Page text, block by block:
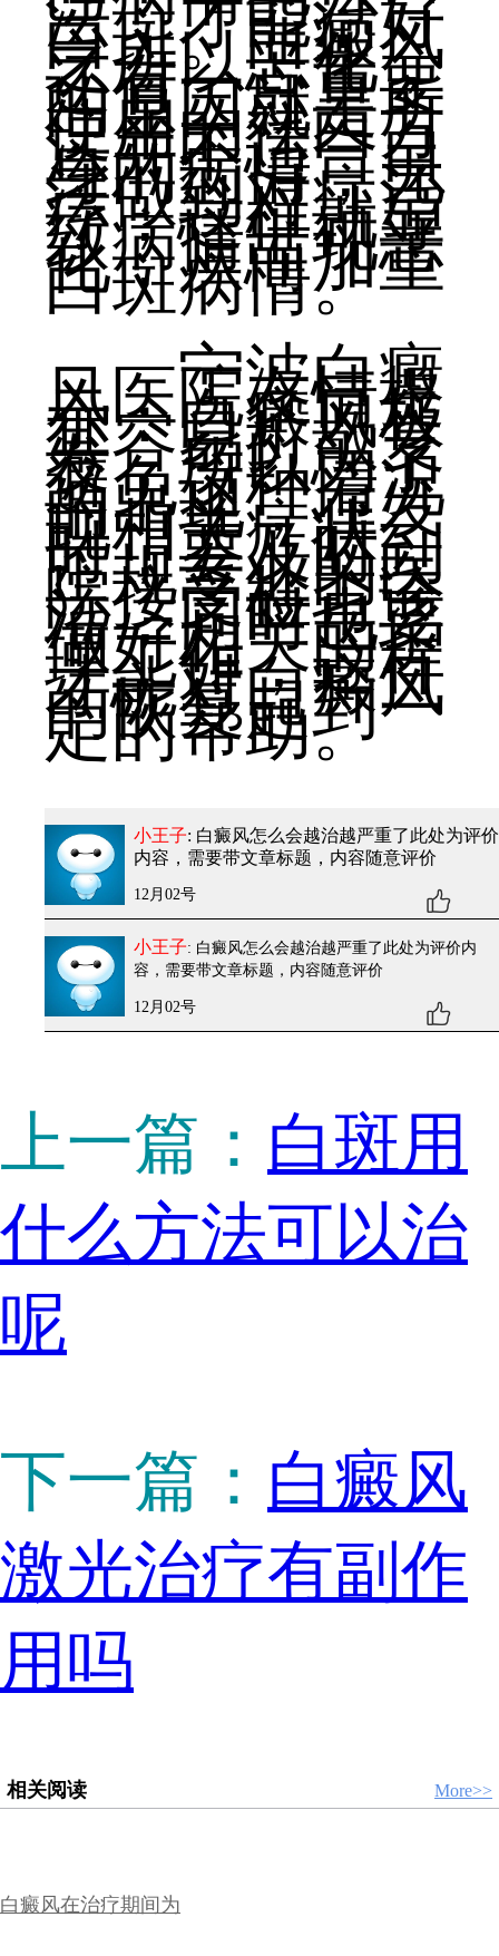
法，才能治好
白斑。白癜风
之所以恶化，
还有一点重要
的原因就是所
使用的祛白方
法并不适合自
身的病情，无
法做到对症治
疗，这样就导
致病情出现恶
化，从而加重
白斑病情。
宁波白癜
风医院友情提
示：白癜风极
其容易扩散复
发，所以为了
避免这种情况
的出现，在发
现相关症状
时，要及时到
正规专业的医
院接受检查诊
治，同时也要
做好相关的护
理工作，这样
才能对白癜风
的恢复起到一
定的帮助。
小王子: 白癜风怎么会越治越严重了此处为评价
内容，需要带文章标题，内容随意评价
12月02号
小王子: 白癜风怎么会越治越严重了 此处为评价内
容，需要带文章标题，内容随意评价
12月02号
上一篇： 白斑用
什么方法可以治
呢
下一篇： 白癜风
激光治疗有副作
用吗
相关阅读 More>>
白癜风在治疗期间为